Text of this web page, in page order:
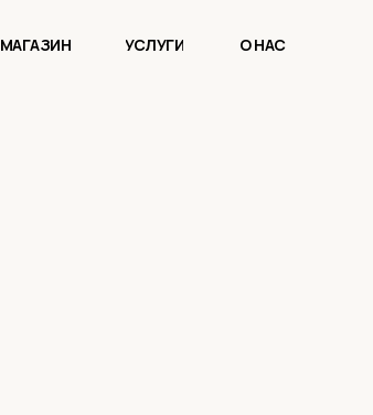
МАГАЗИН УСЛУГИ О НАС